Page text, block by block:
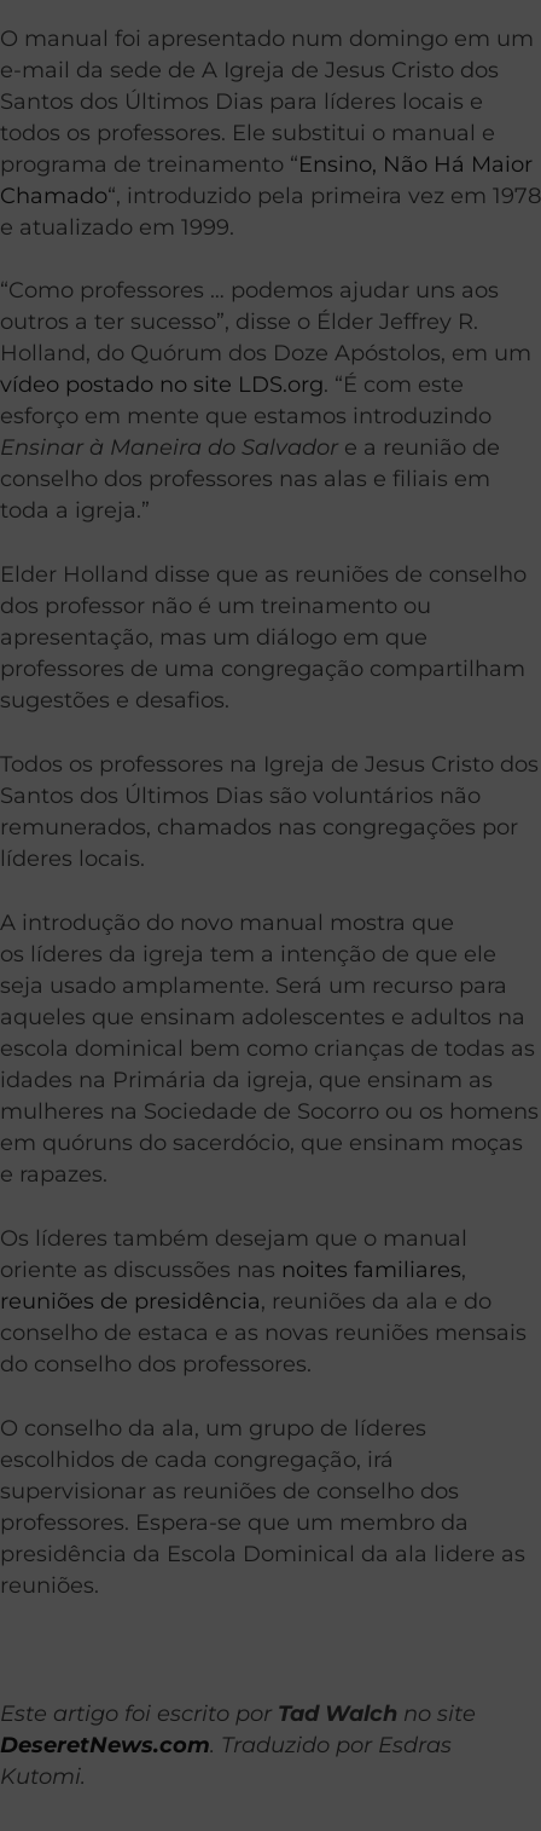
O manual foi apresentado num domingo em um
e-mail da sede de A Igreja de Jesus Cristo dos
Santos dos Últimos Dias para líderes locais e
todos os professores. Ele substitui o manual e
programa de treinamento “Ensino, Não Há Maior
Chamado“, introduzido pela primeira vez em 1978
e atualizado em 1999.
“Como professores … podemos ajudar uns aos
outros a ter sucesso”, disse o Élder Jeffrey R.
Holland, do Quórum dos Doze Apóstolos, em um
vídeo postado no site LDS.org. “É com este
esforço em mente que estamos introduzindo
Ensinar à Maneira do Salvador e a reunião de
conselho dos professores nas alas e filiais em
toda a igreja.”
Elder Holland disse que as reuniões de conselho
dos professor não é um treinamento ou
apresentação, mas um diálogo em que
professores de uma congregação compartilham
sugestões e desafios.
Todos os professores na Igreja de Jesus Cristo dos
Santos dos Últimos Dias são voluntários não
remunerados, chamados nas congregações por
líderes locais.
A introdução do novo manual mostra que
os líderes da igreja tem a intenção de que ele
seja usado amplamente. Será um recurso para
aqueles que ensinam adolescentes e adultos na
escola dominical bem como crianças de todas as
idades na Primária da igreja, que ensinam as
mulheres na Sociedade de Socorro ou os homens
em quóruns do sacerdócio, que ensinam moças
e rapazes.
Os líderes também desejam que o manual
oriente as discussões nas noites familiares,
reuniões de presidência, reuniões da ala e do
conselho de estaca e as novas reuniões mensais
do conselho dos professores.
O conselho da ala, um grupo de líderes
escolhidos de cada congregação, irá
supervisionar as reuniões de conselho dos
professores. Espera-se que um membro da
presidência da Escola Dominical da ala lidere as
reuniões.
Este artigo foi escrito por Tad Walch no site
DeseretNews.com. Traduzido por Esdras
Kutomi.